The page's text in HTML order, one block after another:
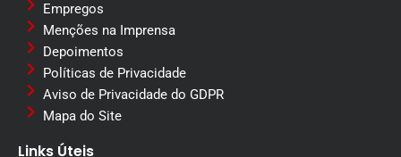
Empregos
Menções na Imprensa
Depoimentos
Políticas de Privacidade
Aviso de Privacidade do GDPR
Mapa do Site
Links Úteis